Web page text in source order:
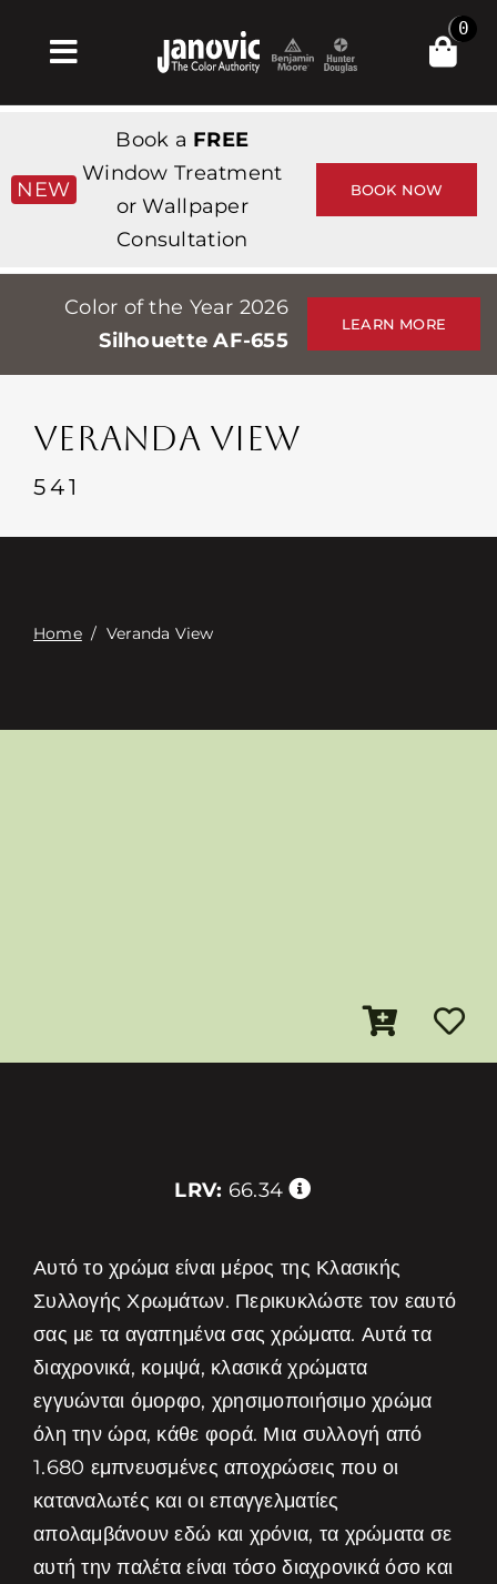
Toggle
Navigation
Products & Services
Κατάστημα
Professionals
Stores
Εκδηλώσεις
Επαφή
0
NEW
Book a FREE
Window Treatment
or Wallpaper
Consultation
BOOK NOW
Color of the Year 2026
Silhouette AF-655
LEARN MORE
VERANDA VIEW
541
Home/ Veranda View
LRV: 66.34
Αυτό το χρώμα είναι μέρος της Κλασικής
Συλλογής Χρωμάτων. Περικυκλώστε τον εαυτό
σας με τα αγαπημένα σας χρώματα. Αυτά τα
διαχρονικά, κομψά, κλασικά χρώματα
εγγυώνται όμορφο, χρησιμοποιήσιμο χρώμα
όλη την ώρα, κάθε φορά. Μια συλλογή από
1.680 εμπνευσμένες αποχρώσεις που οι
καταναλωτές και οι επαγγελματίες
απολαμβάνουν εδώ και χρόνια, τα χρώματα σε
αυτή την παλέτα είναι τόσο διαχρονικά όσο και